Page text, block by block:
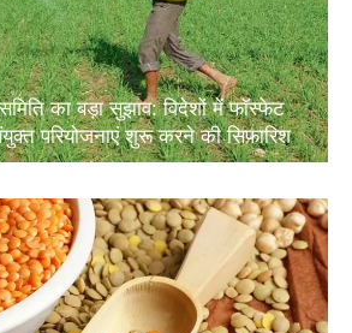
का बड़ा सुझाव: विदेशों में फॉस्फेट
परियोजनाएं शुरू करने की सिफारिश